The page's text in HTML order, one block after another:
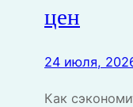
цен
24 июля,
Как